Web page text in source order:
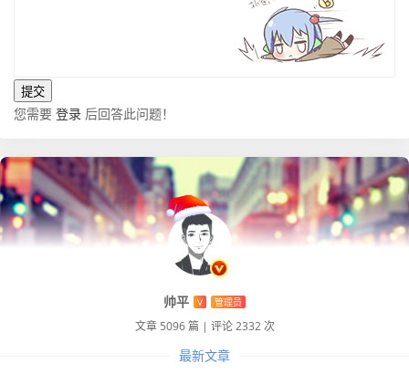
您需要 登录 后回答此问题！
帅平 V 管理员
文章 5096 篇 | 评论 2332 次
最新文章